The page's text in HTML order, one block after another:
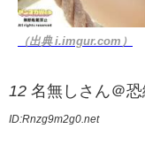
（出典 i.imgur.com）
12 名無しさん＠
ID:Rnzg9m2g0.net